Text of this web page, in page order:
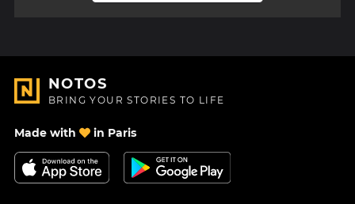
NOTOS
BRING YOUR STORIES TO LIFE
Made with in Paris